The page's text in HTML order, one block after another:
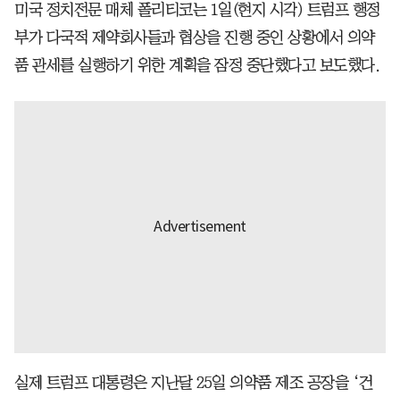
미국 정치전문 매체 폴리티코는 1일(현지 시각) 트럼프 행정
부가 다국적 제약회사들과 협상을 진행 중인 상황에서 의약
품 관세를 실행하기 위한 계획을 잠정 중단했다고 보도했다.
실제 트럼프 대통령은 지난달 25일 의약품 제조 공장을 ‘건